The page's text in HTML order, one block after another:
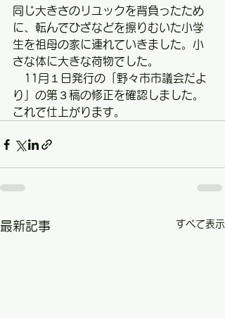
同じ大きさのリユックを背負ったため
に、転んでひざなどを擦りむいた小学
生を祖母の家に連れていきました。小
さな体に大きな荷物でした。
11月１日発行の「野々市市議会だよ
り」の第３稿の修正を確認しました。
これで仕上がります。
最新記事 すべて表示